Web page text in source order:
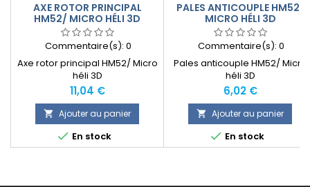
AXE ROTOR PRINCIPAL
HM52/ MICRO HÉLI 3D
Commentaire(s): 0
Axe rotor principal HM52/ Micro
héli 3D
Prix
11,04 €
 Ajouter au panier
 En stock
PALES ANTICOUPLE HM52/
MICRO HÉLI 3D
Commentaire(s): 0
Pales anticouple HM52/ Micro
héli 3D
Prix
6,02 €
 Ajouter au panier
 En stock